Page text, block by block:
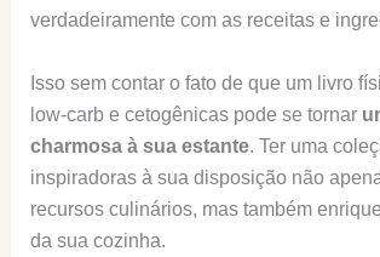
verdadeiramente com as receitas e
Isso sem contar o fato de que um livro
low-carb e cetogênicas pode se tornar
charmosa à sua estante. Ter uma
inspiradoras à sua disposição não
recursos culinários, mas também
da sua cozinha.